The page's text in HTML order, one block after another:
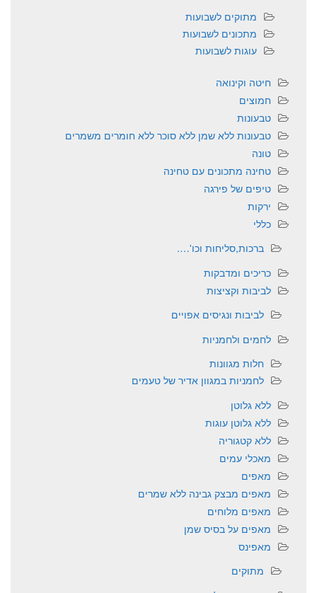
מתוקים לשבועות
מתכונים לשבועות
עוגות לשבועות
חיטה וקינואה
חמוצים
טבעונות
טבעונות ללא שמן ללא סוכר ללא חומרים משמרים
טונה
טחינה מתכונים עם טחינה
טיפים של פירגה
ירקות
כללי
ברכות,סליחות וכו'….
כריכים ומדבקות
לביבות וקציצות
לביבות ונגיסים אפויים
לחמים ולחמניות
חלות מגוונות
לחמניות במגוון אדיר של טעמים
ללא גלוטן
ללא גלוטן עוגות
ללא קטגוריה
מאכלי עמים
מאפים
מאפים מבצק גבינה ללא שמרים
מאפים מלוחים
מאפים על בסיס שמן
מאפינס
מתוקים